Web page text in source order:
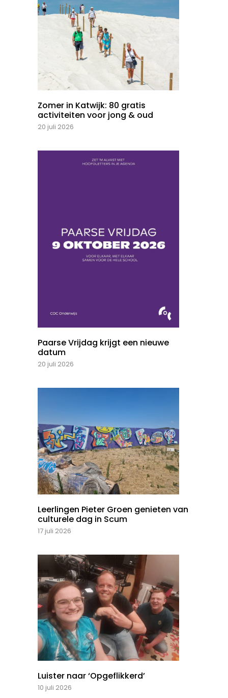
Zomer in Katwijk: 80 gratis
activiteiten voor jong & oud
20 juli 2026
Paarse Vrijdag krijgt een nieuwe
datum
20 juli 2026
Leerlingen Pieter Groen genieten van
culturele dag in Scum
17 juli 2026
Luister naar ‘Opgeflikkerd’
10 juli 2026